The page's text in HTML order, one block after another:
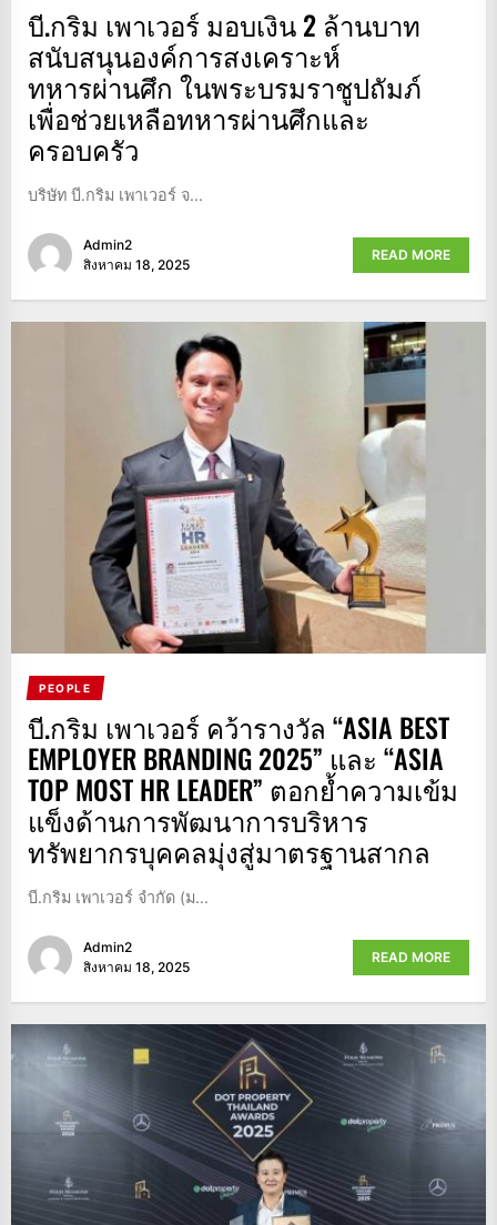
บี.กริม เพาเวอร์ มอบเงิน 2 ล้านบาท
สนับสนุนองค์การสงเคราะห์
ทหารผ่านศึก ในพระบรมราชูปถัมภ์
เพื่อช่วยเหลือทหารผ่านศึกและ
ครอบครัว
บริษัท บี.กริม เพาเวอร์ จ...
Admin2
สิงหาคม 18, 2025
READ MORE
PEOPLE
บี.กริม เพาเวอร์ คว้ารางวัล “ASIA BEST
EMPLOYER BRANDING 2025” และ “ASIA
TOP MOST HR LEADER” ตอกย้ำความเข้ม
แข็งด้านการพัฒนาการบริหาร
ทรัพยากรบุคคลมุ่งสู่มาตรฐานสากล
บี.กริม เพาเวอร์ จำกัด (ม...
Admin2
สิงหาคม 18, 2025
READ MORE